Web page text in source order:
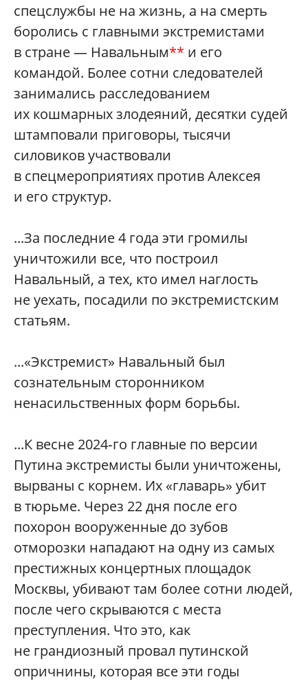
спецслужбы не на жизнь, а на смерть
боролись с главными экстремистами
в стране — Навальным** и его
командой. Более сотни следователей
занимались расследованием
их кошмарных злодеяний, десятки судей
штамповали приговоры, тысячи
силовиков участвовали
в спецмероприятиях против Алексея
и его структур.
...За последние 4 года эти громилы
уничтожили все, что построил
Навальный, а тех, кто имел наглость
не уехать, посадили по экстремистским
статьям.
...«Экстремист» Навальный был
сознательным сторонником
ненасильственных форм борьбы.
...К весне 2024‑го главные по версии
Путина экстремисты были уничтожены,
вырваны с корнем. Их «главарь» убит
в тюрьме. Через 22 дня после его
похорон вооруженные до зубов
отморозки нападают на одну из самых
престижных концертных площадок
Москвы, убивают там более сотни людей,
после чего скрываются с места
преступления. Что это, как
не грандиозный провал путинской
опричнины, которая все эти годы